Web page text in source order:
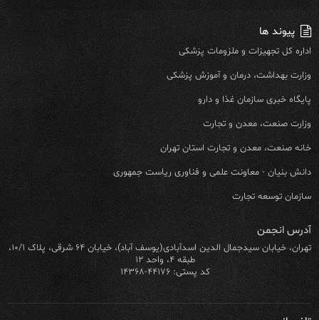
پیوند ها
اداره کل تجهیزات و ملزومات پزشکی
وزارت بهداشت، درمان و آموزش پزشکی
پایگاه خبری سازمان غذا و دارو
وزارت صنعت، معدن و تجارت
خانه صنعت، معدن و تجارت استان تهران
دانش بنیان - معاونت علمی و فناوری ریاست جمهوری
سازمان توسعه تجارت
آدرس انجمن
تهران، خیابان سیدجمال الدین اسدآبادی(یوسف آباد)، خیابان ۶۴ شرقی، پلاک ۱۰/۱،
طبقه ۴، واحد ۱۲
کد پستی: ۴۴۱۷۶-۱۴۳۶۸